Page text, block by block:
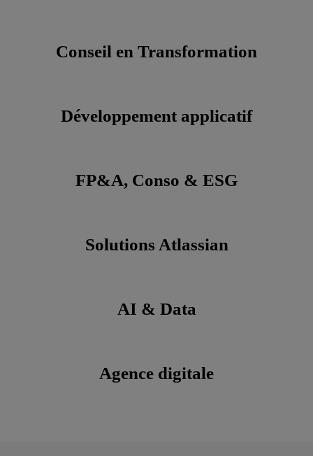
Conseil en Transformation
Développement applicatif
FP&A, Conso & ESG
Solutions Atlassian
AI & Data
Agence digitale